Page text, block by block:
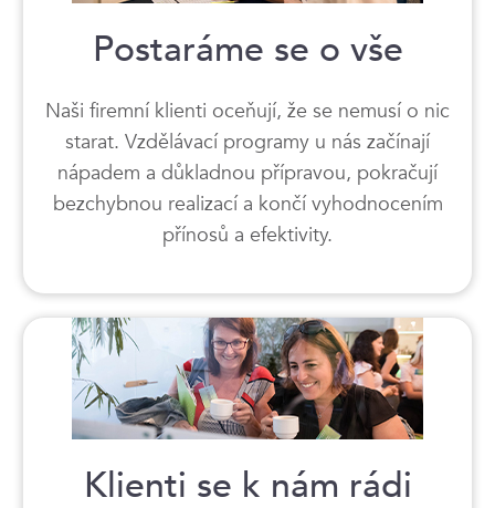
Postaráme se o vše
Naši firemní klienti oceňují, že se nemusí o nic
starat. Vzdělávací programy u nás začínají
nápadem a důkladnou přípravou, pokračují
bezchybnou realizací a končí vyhodnocením
přínosů a efektivity.
Klienti se k nám rádi